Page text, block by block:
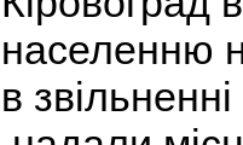
населенню
в